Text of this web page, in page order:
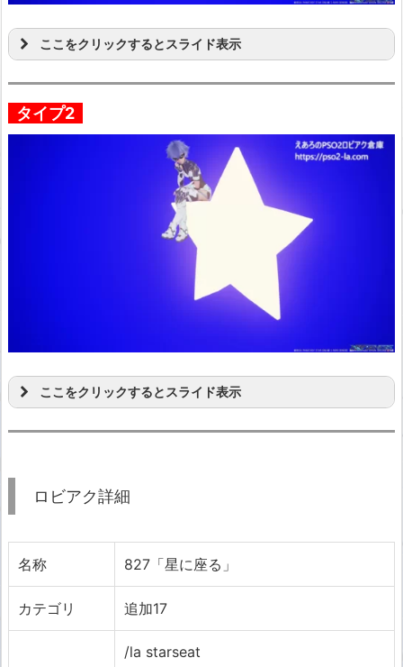
ここをクリックするとスライド表示
タイプ2
ここをクリックするとスライド表示
ロビアク詳細
名称 827「星に座る」
カテゴリ 追加17
/la starseat